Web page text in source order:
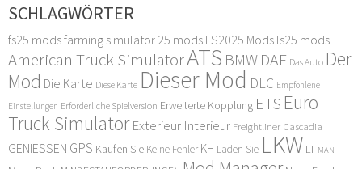
SCHLAGWÖRTER
fs25 modsfarming simulator 25 mods LS2025 Mods ls25 mods
American Truck SimulatorATS BMW DAF Das Auto Der
Mod Die Karte Diese Karte Dieser Mod DLC Empfohlene
Einstellungen Erforderliche Spielversion Erweiterte Kopplung ETS Euro
Truck Simulator Exterieur Interieur Freightliner Cascadia
GENIESSEN GPS Kaufen Sie Keine Fehler KH Laden Sie LKW LT MAN